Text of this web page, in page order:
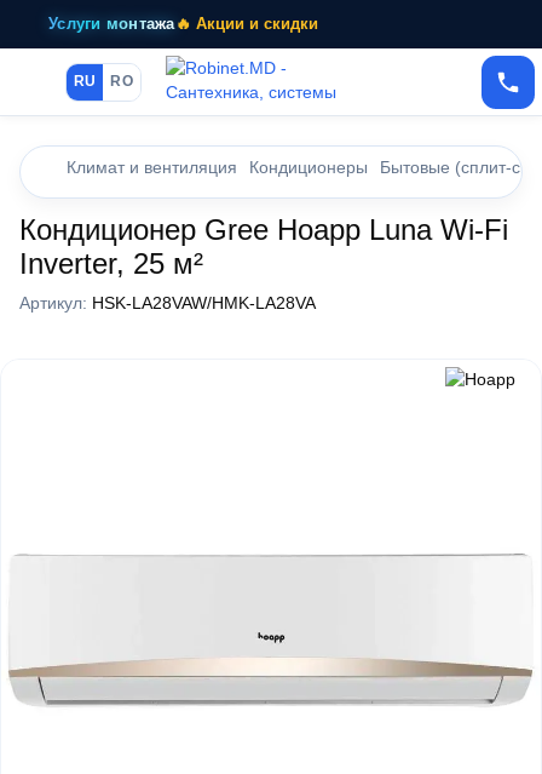
Услуги монтажа🔥 Акции и скидки
RU RO
Климат и вентиляция Кондиционеры Бытовые (сплит-
Кондиционер Gree Hoapp Luna Wi-Fi
Inverter, 25 м²
Артикул: HSK-LA28VAW/HMK-LA28VA